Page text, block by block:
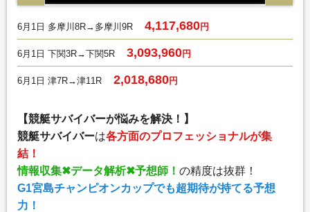
6月1日 多摩川8R→多摩川9R 4,117,680円
6月1日 下関3R→下関5R 3,093,960円
6月1日 津7R→津11R 2,018,680円
【競艇サバイバーが悩みを解決！】
競艇サバイバーは各方面のプロフェッショナルが集
結！
情報収集✖︎データ解析✖︎予想師！ の精度は抜群！
G1宮島チャンピオンカップでも超期待が持てる予想
力！